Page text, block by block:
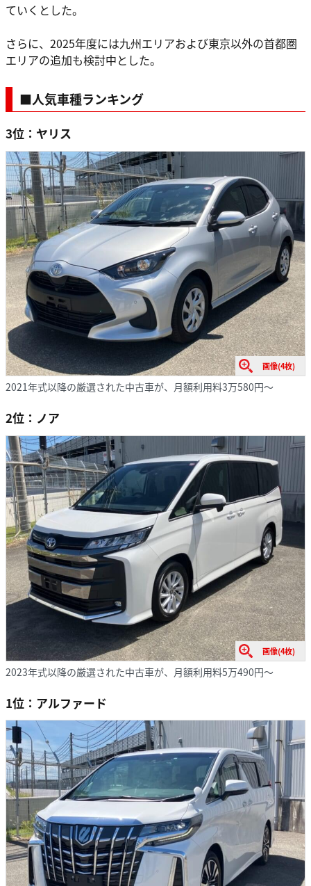
ていくとした。
さらに、2025年度には九州エリアおよび東京以外の首都圏
エリアの追加も検討中とした。
■人気車種ランキング
3位：ヤリス
画像(4枚)
2021年式以降の厳選された中古車が、月額利用料3万580円～
2位：ノア
画像(4枚)
2023年式以降の厳選された中古車が、月額利用料5万490円～
1位：アルファード